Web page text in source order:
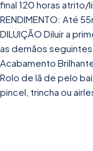
final 120 horas atrito/
RENDIMENTO: Até
DILUIÇÃO Diluir a
as demãos
Acabamento
Rolo de lã de pelo
pincel, trincha ou